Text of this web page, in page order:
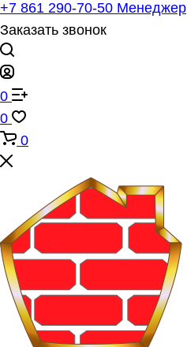
+7 861 290-70-50 Менеджер
Заказать звонок
0
0
0